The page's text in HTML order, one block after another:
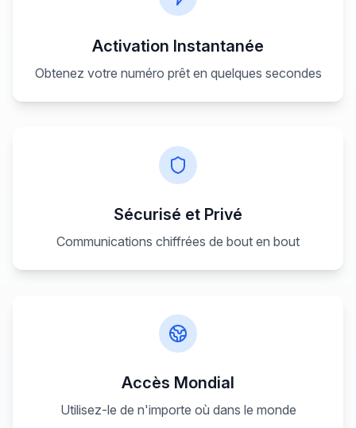
Activation Instantanée
Obtenez votre numéro prêt en quelques secondes
Sécurisé et Privé
Communications chiffrées de bout en bout
Accès Mondial
Utilisez-le de n'importe où dans le monde